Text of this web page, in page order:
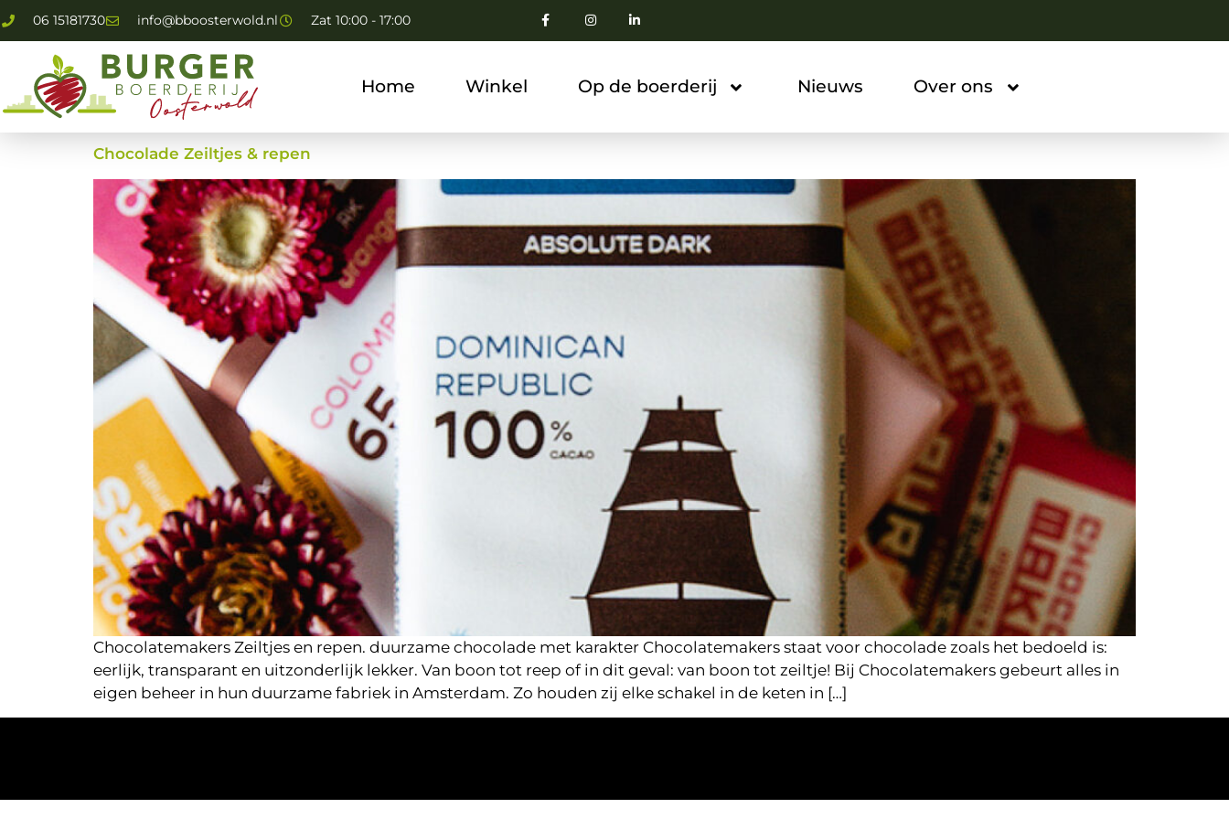
06 15181730 info@bboosterwold.nl Zat 10:00 - 17:00
Home Winkel Op de boerderij Nieuws Over ons
Chocolade Zeiltjes & repen
Chocolatemakers Zeiltjes en repen. duurzame chocolade met karakter Chocolatemakers staat voor chocolade zoals het bedoeld is:
eerlijk, transparant en uitzonderlijk lekker. Van boon tot reep of in dit geval: van boon tot zeiltje! Bij Chocolatemakers gebeurt alles in
eigen beheer in hun duurzame fabriek in Amsterdam. Zo houden zij elke schakel in de keten in […]